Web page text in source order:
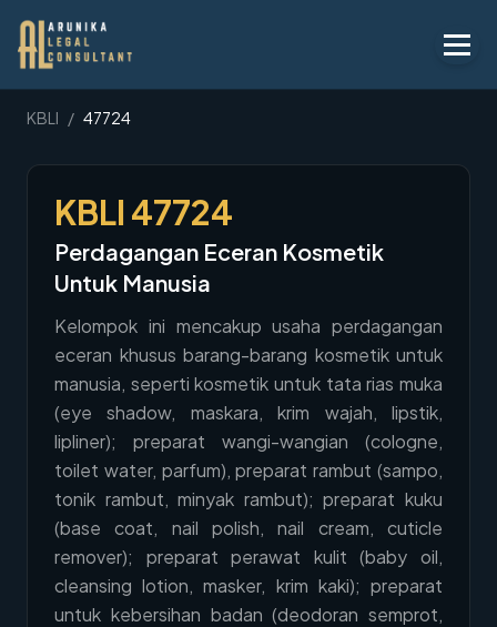
Layanan
Peraturan
KBLI
Tentang
Penawaran
Blog
Legal AI
Hubungi Kami→
Member Area
KBLI / 47724
KBLI 47724
Perdagangan Eceran Kosmetik
Untuk Manusia
Kelompok ini mencakup usaha perdagangan
eceran khusus barang-barang kosmetik untuk
manusia, seperti kosmetik untuk tata rias muka
(eye shadow, maskara, krim wajah, lipstik,
lipliner); preparat wangi-wangian (cologne,
toilet water, parfum), preparat rambut (sampo,
tonik rambut, minyak rambut); preparat kuku
(base coat, nail polish, nail cream, cuticle
remover); preparat perawat kulit (baby oil,
cleansing lotion, masker, krim kaki); preparat
untuk kebersihan badan (deodoran semprot,